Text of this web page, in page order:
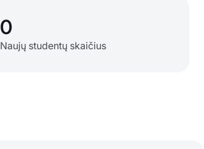
0
Naujų studentų skaičius